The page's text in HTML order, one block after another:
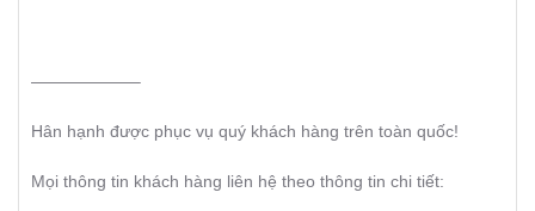
——————–
Hân hạnh được phục vụ quý khách hàng trên toàn quốc!
Mọi thông tin khách hàng liên hệ theo thông tin chi tiết: